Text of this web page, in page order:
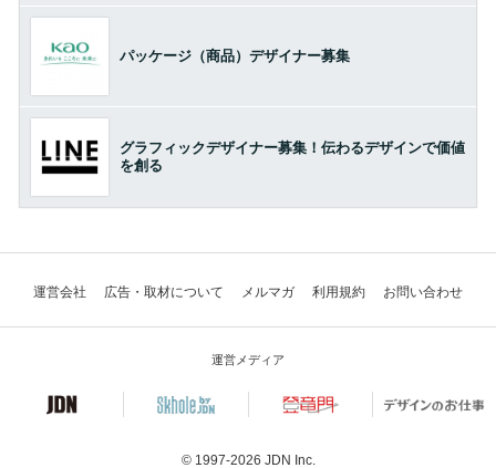
パッケージ（商品）デザイナー募集
グラフィックデザイナー募集！伝わるデザインで価値
を創る
運営会社 広告・取材について メルマガ 利用規約 お問い合わせ
運営メディア
© 1997-2026 JDN Inc.